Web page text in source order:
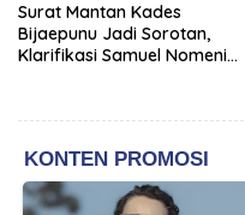
Surat Mantan Kades
Bijaepunu Jadi Sorotan,
Klarifikasi Samuel Nomeni